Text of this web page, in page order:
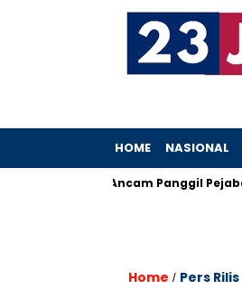
HOME NASIONAL
KPK Ancam Panggil Pejabat
Home / Pers Rilis